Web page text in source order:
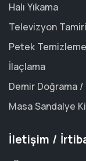
Halı Yıkama
Televizyon Tamiri
Petek Temizleme
İlaçlama
Demir Doğrama
Masa Sandalye
İletişim /